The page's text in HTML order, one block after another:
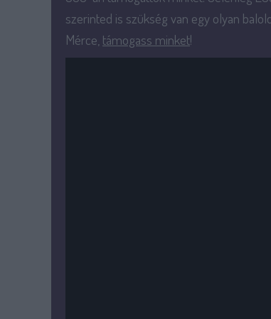
szerinted is szükség van egy olyan
Mérce, támogass minket!